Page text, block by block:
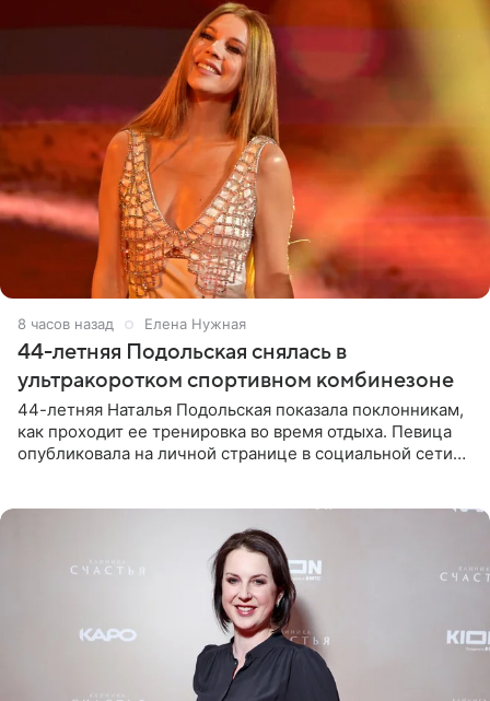
8 часов назад Елена Нужная
44-летняя Подольская снялась в
ультракоротком спортивном комбинезоне
44-летняя Наталья Подольская показала поклонникам,
как проходит ее тренировка во время отдыха. Певица
опубликовала на личной странице в социальной сети